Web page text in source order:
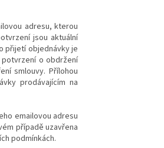
adresu, kterou
jsou aktuální
přijetí objednávky je
potvrzení o obdržení
smlouvy. Přílohou
prodávajícím na
emailovou adresu
případě uzavřena
podmínkách.